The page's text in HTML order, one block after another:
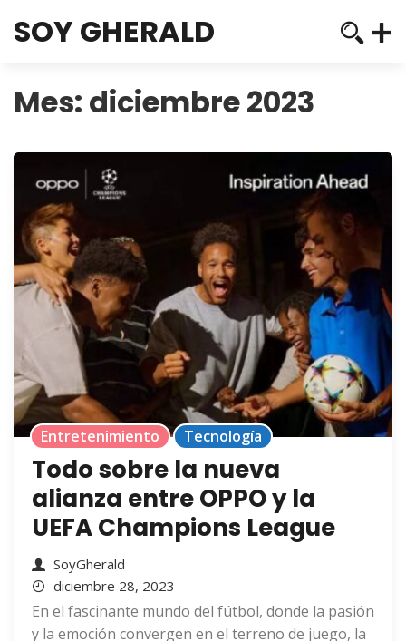
SOY GHERALD
Mes: diciembre 2023
Entretenimiento Tecnología
Todo sobre la nueva
alianza entre OPPO y la
UEFA Champions League
SoyGherald
diciembre 28, 2023
En el fascinante mundo del fútbol, donde la pasión
y la emoción convergen en el terreno de juego, la